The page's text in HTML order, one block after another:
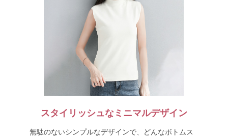
スタイリッシュなミニマルデザイン
無駄のないシンプルなデザインで、どんなボトムス